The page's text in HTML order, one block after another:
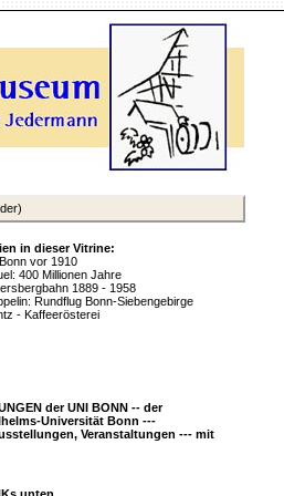
in dieser Vitrine:
vor 1910
400 Millionen Jahre
1889 - 1958
Rundflug Bonn-Siebengebirge
- Kaffeerösterei
der UNI BONN -- der
Universität Bonn ---
Veranstaltungen --- mit